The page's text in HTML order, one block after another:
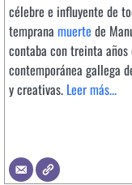
célebre e influyente de
temprana muerte de
contaba con treinta
contemporánea gallega
y creativas. Leer más...